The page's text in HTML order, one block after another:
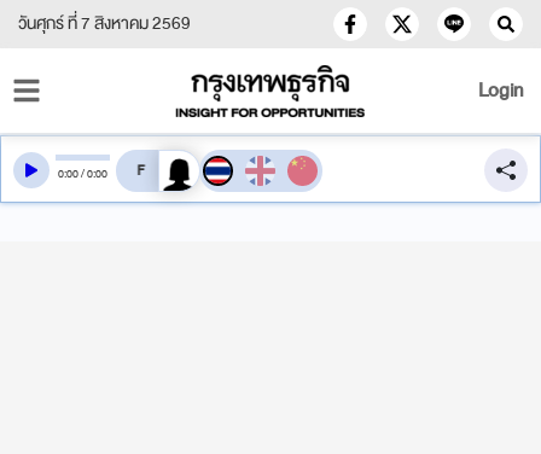
วันศุกร์ ที่ 7 สิงหาคม 2569
Login
0:00/0:00 สลับเสียงอ่าน